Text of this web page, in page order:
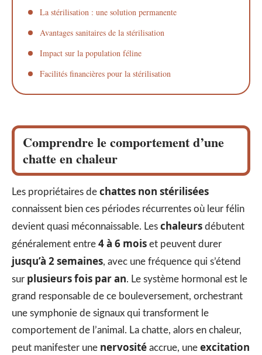
La stérilisation : une solution permanente
Avantages sanitaires de la stérilisation
Impact sur la population féline
Facilités financières pour la stérilisation
Comprendre le comportement d’une
chatte en chaleur
Les propriétaires de chattes non stérilisées
connaissent bien ces périodes récurrentes où leur félin
devient quasi méconnaissable. Les chaleurs débutent
généralement entre 4 à 6 mois et peuvent durer
jusqu’à 2 semaines, avec une fréquence qui s’étend
sur plusieurs fois par an. Le système hormonal est le
grand responsable de ce bouleversement, orchestrant
une symphonie de signaux qui transforment le
comportement de l’animal. La chatte, alors en chaleur,
peut manifester une nervosité accrue, une excitation